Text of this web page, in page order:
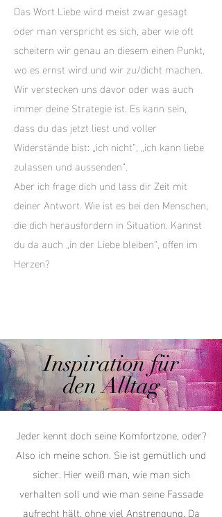
Das Wort Liebe wird meist zwar gesagt
oder man verspricht es sich, aber wie oft
scheitern wir genau an diesem einen Punkt,
wo es ernst wird und wir zu/dicht machen.
Wir verstecken uns davor oder was auch
immer deine Strategie ist. Es kann sein,
dass du das jetzt liest und voller
Widerstände bist: „ich nicht“, „ich kann liebe
zulassen und aussenden“.
Aber ich frage dich und lass dir Zeit mit
deiner Antwort. Wie ist es bei den Menschen,
die dich herausfordern in Situation. Kannst
du da auch „in der Liebe bleiben“, offen im
Herzen?
Inspiration für
den Alltag
Jeder kennt doch seine Komfortzone, oder?
Also ich meine schon. Sie ist gemütlich und
sicher. Hier weiß man, wie man sich
verhalten soll und wie man seine Fassade
aufrecht hält, ohne viel Anstrengung. Da